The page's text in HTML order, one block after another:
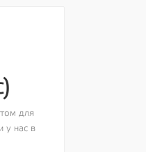
для
у нас в